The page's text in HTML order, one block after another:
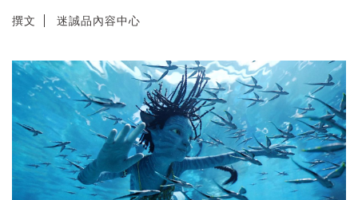
撰文 迷誠品內容中心